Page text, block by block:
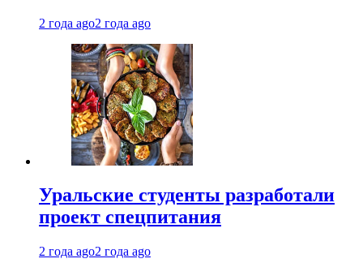
2 года ago2 года ago
Уральские студенты разработали
проект спецпитания
2 года ago2 года ago